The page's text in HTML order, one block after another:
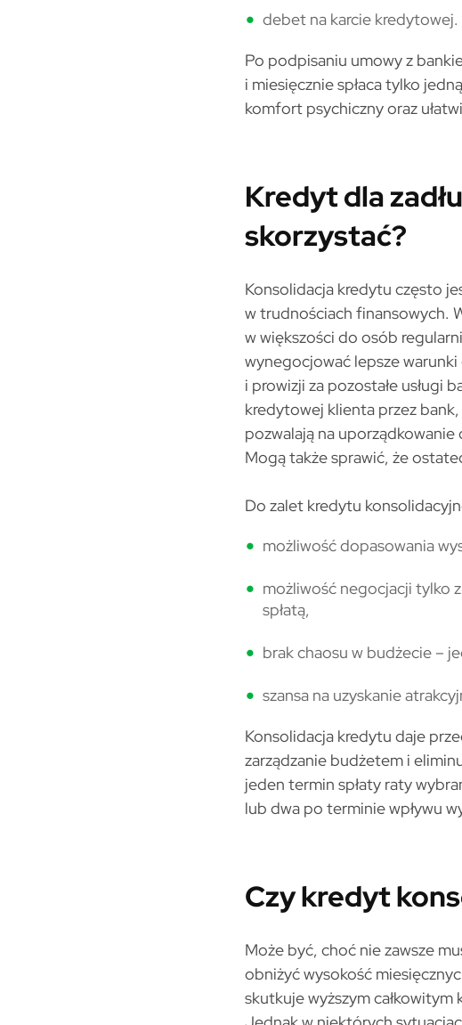
debet na karcie kredytowej.
Po podpisaniu umowy z
i miesięcznie spłaca tylko
komfort psychiczny oraz
Kredyt dla
skorzystać?
Konsolidacja kredytu często
w trudnościach finansowych.
w większości do osób
wynegocjować lepsze
i prowizji za pozostałe usługi
kredytowej klienta przez
pozwalają na
Mogą także sprawić, że
Do zalet kredytu
możliwość dopasowania
możliwość negocjacji tylko
spłatą,
brak chaosu w budżecie –
szansa na uzyskanie
Konsolidacja kredytu daje
zarządzanie budżetem i
jeden termin spłaty raty
lub dwa po terminie wpływu
Czy kredyt
Może być, choć nie zawsze
obniżyć wysokość
skutkuje wyższym